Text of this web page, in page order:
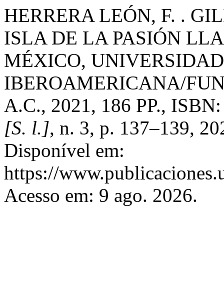
HERRERA LEÓN, F. .
ISLA DE LA PASIÓN
MÉXICO, UNIVERSIDAD
IBEROAMERICANA/
A.C., 2021, 186 PP.,
[S. l.], n. 3, p. 137–139,
Disponível em:
https://
Acesso em: 9 ago. 2026.